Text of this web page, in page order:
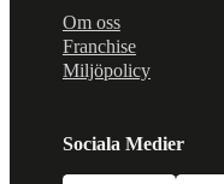
Om oss
Franchise
Miljöpolicy
Sociala Medier